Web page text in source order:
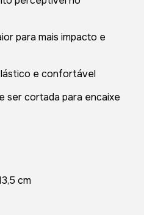
para mais impacto e
e confortável
ser cortada para encaixe
cm